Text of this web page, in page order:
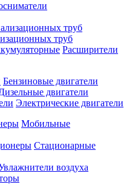
труб
Расширители
Бензиновые двигатели
двигатели
Электрические двигатели
Мобильные
Стационарные
воздуха